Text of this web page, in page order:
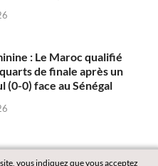
: Le Maroc qualifié
de finale après un
(0-0) face au Sénégal
vous indiquez que vous acceptez